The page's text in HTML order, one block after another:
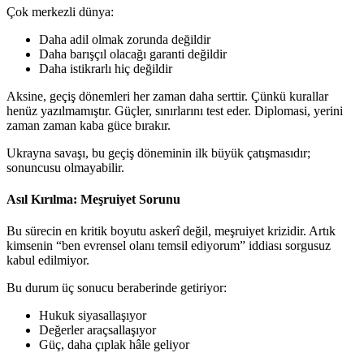
Çok merkezli dünya:
Daha adil olmak zorunda değildir
Daha barışçıl olacağı garanti değildir
Daha istikrarlı hiç değildir
Aksine, geçiş dönemleri her zaman daha serttir. Çünkü kurallar
henüz yazılmamıştır. Güçler, sınırlarını test eder. Diplomasi, yerini
zaman zaman kaba güce bırakır.
Ukrayna savaşı, bu geçiş döneminin ilk büyük çatışmasıdır;
sonuncusu olmayabilir.
Asıl Kırılma: Meşruiyet Sorunu
Bu sürecin en kritik boyutu askerî değil, meşruiyet krizidir. Artık
kimsenin “ben evrensel olanı temsil ediyorum” iddiası sorgusuz
kabul edilmiyor.
Bu durum üç sonucu beraberinde getiriyor:
Hukuk siyasallaşıyor
Değerler araçsallaşıyor
Güç, daha çıplak hâle geliyor